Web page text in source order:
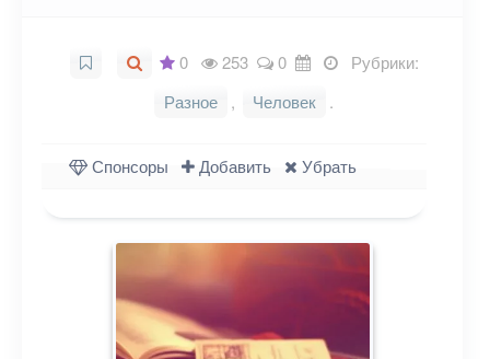
0 253 0
Рубрики:
Разное
, Человек .
Спонсоры Добавить Убрать